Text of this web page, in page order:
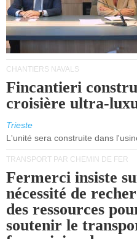
CHANTIERS NAVALS
Fincantieri
croisière ultra-
Trieste
L'unité sera construite dans
TRANSPORT PAR CHEMIN DE FER
Fermerci insiste
nécessité de
des ressources
soutenir le